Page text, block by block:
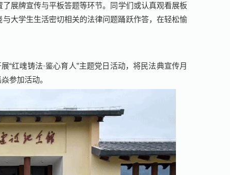
展牌宣传与平板答题等环节。同学们或认真观看展板
大学生生活密切相关的法律问题踊跃作答，在轻松愉
红魂铸法·鉴心育人”主题党日活动，将民法典宣传月
参加活动。